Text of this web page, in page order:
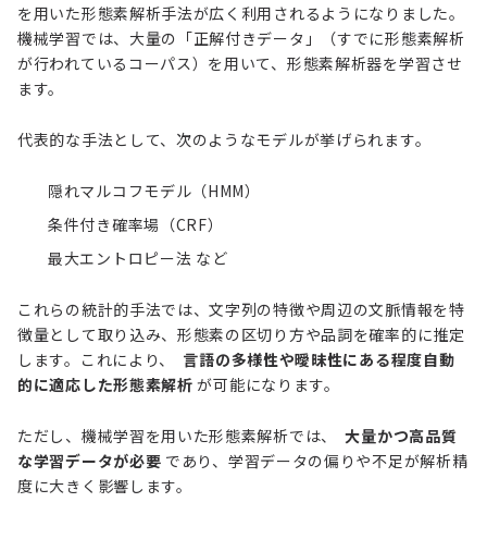
を用いた形態素解析手法が広く利用されるようになりました。
機械学習では、大量の「正解付きデータ」（すでに形態素解析
が行われているコーパス）を用いて、形態素解析器を学習させ
ます。
代表的な手法として、次のようなモデルが挙げられます。
隠れマルコフモデル（HMM）
条件付き確率場（CRF）
最大エントロピー法 など
これらの統計的手法では、文字列の特徴や周辺の文脈情報を特
徴量として取り込み、形態素の区切り方や品詞を確率的に推定
します。これにより、
言語の多様性や曖昧性にある程度自動
的に適応した形態素解析 が可能になります。
ただし、機械学習を用いた形態素解析では、
大量かつ高品質
な学習データが必要 であり、学習データの偏りや不足が解析精
度に大きく影響します。